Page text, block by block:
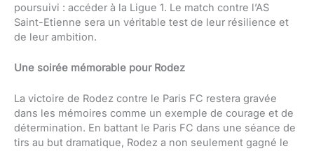
poursuivi : accéder à la Ligue 1. Le match contre l’AS
Saint-Etienne sera un véritable test de leur résilience et
de leur ambition.
Une soirée mémorable pour Rodez
La victoire de Rodez contre le Paris FC restera gravée
dans les mémoires comme un exemple de courage et de
détermination. En battant le Paris FC dans une séance de
tirs au but dramatique, Rodez a non seulement gagné le